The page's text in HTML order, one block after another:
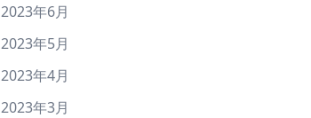
2023年6月
2023年5月
2023年4月
2023年3月